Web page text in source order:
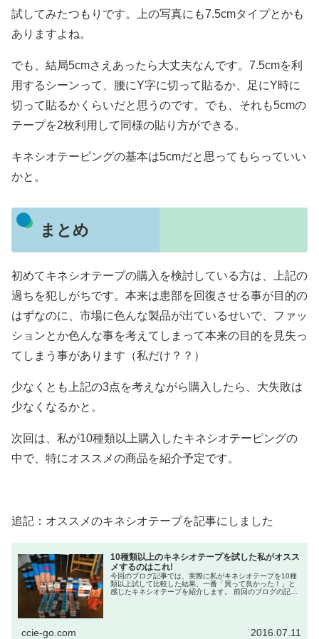
試してみたつもりです。上の写真にも7.5cmタイプとかも
ありますよね。
でも、結局5cmさえあったら大丈夫なんです。7.5cmを利
用するシーンって、腰にY字に切って貼るか、足にY時に
切って貼るかくらいだと思うのです。でも、それも5cmの
テープを2枚利用して同様の貼り方ができる。
キネシオテーピングの基本は5cmだと思ってもらっていい
かと。
まとめ
初めてキネシオテープの購入を検討している方は、上記の
過ちを犯しがちです。本来は患部を回復させる事が目的の
はずなのに、市場に色んな製品が出ているせいで、ファッ
ションとか色んな事を考えてしまって本来の目的を見失っ
てしまう事があります（私だけ？？）
少なくとも上記の3点を考えながら購入したら、大失敗は
少なくなるかと。
次回は、私が10種類以上購入したキネシオテーピングの
中で、特にオススメの商品を紹介予定です。
追記：オススメのキネシオテープを記事にしました
10種類以上のキネシオテープを試した私がオスス
メするのはこれ!
今回のブログ記事では、実際に私がキネシオテープを10種
類以上試して比較した結果、一番「買って良かった！」と
感じたキネシオテープを紹介します。 前回のブログの記事
ccie-go.com 2016.07.11